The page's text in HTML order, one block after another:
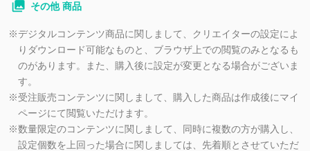
その他 商品
※デジタルコンテンツ商品に関しまして、クリエイターの設定によ
りダウンロード可能なものと、ブラウザ上での閲覧のみとなるも
のがあります。また、購入後に設定が変更となる場合がございま
す。
※受注販売コンテンツに関しまして、購入した商品は作成後にマイ
ページにて閲覧いただけます。
※数量限定のコンテンツに関しまして、同時に複数の方が購入し、
設定個数を上回った場合に関しましては、先着順とさせていただ